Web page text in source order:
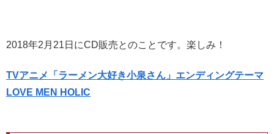
2018年2月21日にCD販売とのことです。楽しみ！
TVアニメ「ラーメン大好き小泉さん」エンディングテーマ
LOVE MEN HOLIC